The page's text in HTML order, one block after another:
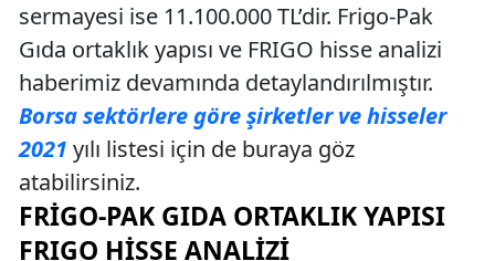
sermayesi ise 11.100.000 TL’dir. Frigo-Pak
Gıda ortaklık yapısı ve FRIGO hisse analizi
haberimiz devamında detaylandırılmıştır.
Borsa sektörlere göre şirketler ve hisseler
2021 yılı listesi için de buraya göz
atabilirsiniz.
FRIGO-PAK GIDA ORTAKLIK YAPISI
FRIGO HISSE ANALIZI